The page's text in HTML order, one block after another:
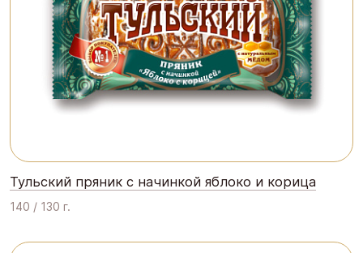
Тульский пряник с начинкой яблоко и корица
140 / 130 г.